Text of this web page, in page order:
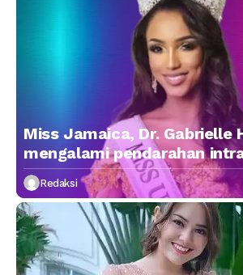
Miss Jamaica, Dr. Gabrielle
mengalami pendarahan
Redaksi